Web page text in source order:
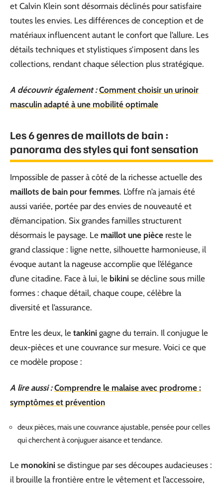
et Calvin Klein sont désormais déclinés pour satisfaire
toutes les envies. Les différences de conception et de
matériaux influencent autant le confort que l’allure. Les
détails techniques et stylistiques s’imposent dans les
collections, rendant chaque sélection plus stratégique.
A découvrir également : Comment choisir un urinoir
masculin adapté à une mobilité optimale
Les 6 genres de maillots de bain :
panorama des styles qui font sensation
Impossible de passer à côté de la richesse actuelle des
maillots de bain pour femmes. L’offre n’a jamais été
aussi variée, portée par des envies de nouveauté et
d’émancipation. Six grandes familles structurent
désormais le paysage. Le maillot une pièce reste le
grand classique : ligne nette, silhouette harmonieuse, il
évoque autant la nageuse accomplie que l’élégance
d’une citadine. Face à lui, le bikini se décline sous mille
formes : chaque détail, chaque coupe, célèbre la
diversité et l’assurance.
Entre les deux, le tankini gagne du terrain. Il conjugue le
deux-pièces et une couvrance sur mesure. Voici ce que
ce modèle propose :
A lire aussi : Comprendre le malaise avec prodrome :
symptômes et prévention
deux pièces, mais une couvrance ajustable, pensée pour celles
qui cherchent à conjuguer aisance et tendance.
Le monokini se distingue par ses découpes audacieuses :
il brouille la frontière entre le vêtement et l’accessoire,